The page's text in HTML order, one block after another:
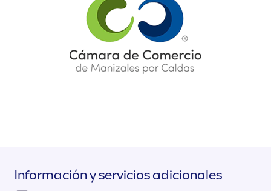
Información y servicios adicionales